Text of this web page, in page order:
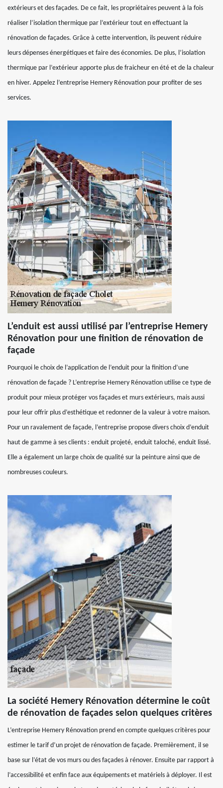
extérieurs et des façades. De ce fait, les propriétaires peuvent à la fois
réaliser l’isolation thermique par l’extérieur tout en effectuant la
rénovation de façades. Grâce à cette intervention, ils peuvent réduire
leurs dépenses énergétiques et faire des économies. De plus, l’isolation
thermique par l’extérieur apporte plus de fraicheur en été et de la chaleur
en hiver. Appelez l’entreprise Hemery Rénovation pour profiter de ses
services.
L’enduit est aussi utilisé par l’entreprise Hemery
Rénovation pour une finition de rénovation de
façade
Pourquoi le choix de l’application de l’enduit pour la finition d’une
rénovation de façade ? L’entreprise Hemery Rénovation utilise ce type de
produit pour mieux protéger vos façades et murs extérieurs, mais aussi
pour leur offrir plus d’esthétique et redonner de la valeur à votre maison.
Pour un ravalement de façade, l’entreprise propose divers choix d’enduit
haut de gamme à ses clients : enduit projeté, enduit taloché, enduit lissé.
Elle a également un large choix de qualité sur la peinture ainsi que de
nombreuses couleurs.
La société Hemery Rénovation détermine le coût
de rénovation de façades selon quelques critères
L’entreprise Hemery Rénovation prend en compte quelques critères pour
estimer le tarif d’un projet de rénovation de façade. Premièrement, il se
base sur l’état de vos murs ou des façades à rénover. Ensuite par rapport à
l’accessibilité et enfin face aux équipements et matériels à déployer. Il est